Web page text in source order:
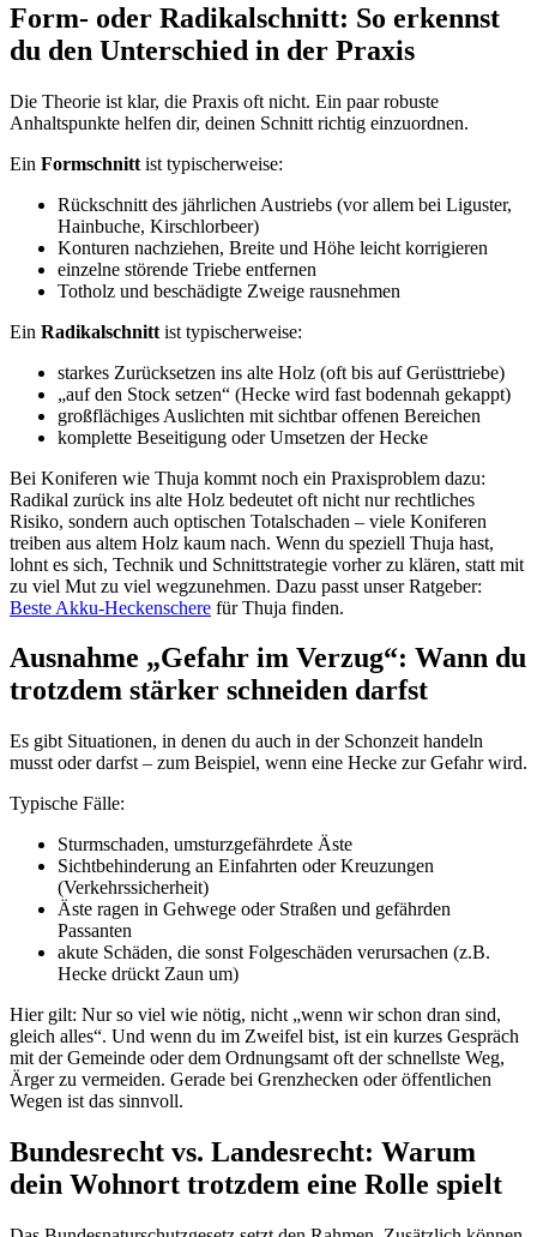
Form- oder Radikalschnitt: So erkennst
du den Unterschied in der Praxis
Die Theorie ist klar, die Praxis oft nicht. Ein paar robuste
Anhaltspunkte helfen dir, deinen Schnitt richtig einzuordnen.
Ein Formschnitt ist typischerweise:
Rückschnitt des jährlichen Austriebs (vor allem bei Liguster,
Hainbuche, Kirschlorbeer)
Konturen nachziehen, Breite und Höhe leicht korrigieren
einzelne störende Triebe entfernen
Totholz und beschädigte Zweige rausnehmen
Ein Radikalschnitt ist typischerweise:
starkes Zurücksetzen ins alte Holz (oft bis auf Gerüsttriebe)
„auf den Stock setzen“ (Hecke wird fast bodennah gekappt)
großflächiges Auslichten mit sichtbar offenen Bereichen
komplette Beseitigung oder Umsetzen der Hecke
Bei Koniferen wie Thuja kommt noch ein Praxisproblem dazu:
Radikal zurück ins alte Holz bedeutet oft nicht nur rechtliches
Risiko, sondern auch optischen Totalschaden – viele Koniferen
treiben aus altem Holz kaum nach. Wenn du speziell Thuja hast,
lohnt es sich, Technik und Schnittstrategie vorher zu klären, statt mit
zu viel Mut zu viel wegzunehmen. Dazu passt unser Ratgeber:
Beste Akku-Heckenschere für Thuja finden.
Ausnahme „Gefahr im Verzug“: Wann du
trotzdem stärker schneiden darfst
Es gibt Situationen, in denen du auch in der Schonzeit handeln
musst oder darfst – zum Beispiel, wenn eine Hecke zur Gefahr wird.
Typische Fälle:
Sturmschaden, umsturzgefährdete Äste
Sichtbehinderung an Einfahrten oder Kreuzungen
(Verkehrssicherheit)
Äste ragen in Gehwege oder Straßen und gefährden
Passanten
akute Schäden, die sonst Folgeschäden verursachen (z.B.
Hecke drückt Zaun um)
Hier gilt: Nur so viel wie nötig, nicht „wenn wir schon dran sind,
gleich alles“. Und wenn du im Zweifel bist, ist ein kurzes Gespräch
mit der Gemeinde oder dem Ordnungsamt oft der schnellste Weg,
Ärger zu vermeiden. Gerade bei Grenzhecken oder öffentlichen
Wegen ist das sinnvoll.
Bundesrecht vs. Landesrecht: Warum
dein Wohnort trotzdem eine Rolle spielt